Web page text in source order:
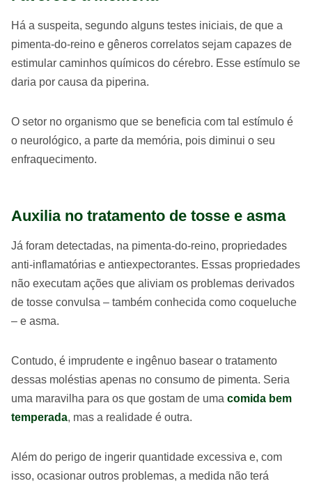
Há a suspeita, segundo alguns testes iniciais, de que a
pimenta-do-reino e gêneros correlatos sejam capazes de
estimular caminhos químicos do cérebro. Esse estímulo se
daria por causa da piperina.
O setor no organismo que se beneficia com tal estímulo é
o neurológico, a parte da memória, pois diminui o seu
enfraquecimento.
Auxilia no tratamento de tosse e asma
Já foram detectadas, na pimenta-do-reino, propriedades
anti-inflamatórias e antiexpectorantes. Essas propriedades
não executam ações que aliviam os problemas derivados
de tosse convulsa – também conhecida como coqueluche
– e asma.
Contudo, é imprudente e ingênuo basear o tratamento
dessas moléstias apenas no consumo de pimenta. Seria
uma maravilha para os que gostam de uma comida bem
temperada, mas a realidade é outra.
Além do perigo de ingerir quantidade excessiva e, com
isso, ocasionar outros problemas, a medida não terá